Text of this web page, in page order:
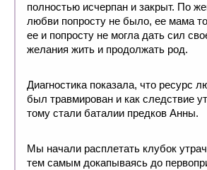
полностью исчерпан и закрыт. По
любви попросту не было, ее мама
ее и попросту не могла дать сил
желания жить и продолжать род.
Диагностика показала, что ресурс
был травмирован и как следствие
тому стали баталии предков Анны.
Мы начали расплетать клубок
тем самым докапываясь до